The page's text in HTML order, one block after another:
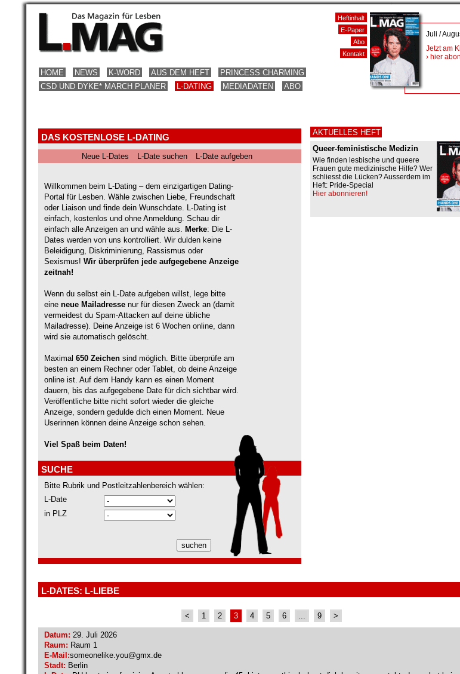
HOME NEWS K-WORD AUS DEM HEFT
PRINCESS CHARMING
CSD UND DYKE* MARCH PLANER
L-DATING MEDIADATEN ABO
DAS KOSTENLOSE L-DATING
Neue L-Dates L-Date suchen L-Date aufgeben
Willkommen beim L-Dating – dem einzigartigen Dating-
Portal für Lesben. Wähle zwischen Liebe, Freundschaft
oder Liaison und finde dein Wunschdate. L-Dating ist
einfach, kostenlos und ohne Anmeldung. Schau dir
einfach alle Anzeigen an und wähle aus.
Merke: Die L-
Dates werden von uns kontrolliert. Wir dulden keine
Beleidigung, Diskriminierung, Rassismus oder
Sexismus! Wir überprüfen jede aufgegebene Anzeige
zeitnah!
Wenn du selbst ein L-Date aufgeben willst, lege bitte
eine neue Mailadresse nur für diesen Zweck an (damit
vermeidest du Spam-Attacken auf deine übliche
Mailadresse). Deine Anzeige ist 6 Wochen online, dann
wird sie automatisch gelöscht.
Maximal 650 Zeichen sind möglich. Bitte überprüfe am
besten an einem Rechner oder Tablet, ob deine Anzeige
online ist. Auf dem Handy kann es einen Moment
dauern, bis das aufgegebene Date für dich sichtbar wird.
Veröffentliche bitte nicht sofort wieder die gleiche
Anzeige, sondern gedulde dich einen Moment. Neue
Userinnen können deine Anzeige schon sehen.
Viel Spaß beim Daten!
SUCHE
Bitte Rubrik und Postleitzahlenbereich wählen:
L-Date
in PLZ
AKTUELLES HEFT
Queer-feministische Medizin
Wie finden lesbische und queere
Frauen gute medizinische Hilfe? Wer
schliesst die Lücken? Ausserdem im
Heft: Pride-Special
Hier abonnieren!
L-DATES: L-LIEBE
< 1 2 3 4 5 6 9 >
Datum: 29. Juli 2026
Raum: Raum 1
E-Mail:someonelike.you@gmx.de
Stadt: Berlin
Heftinhalt
E-Paper
Abo
Kontakt
Juli /
Jetzt am
› hier